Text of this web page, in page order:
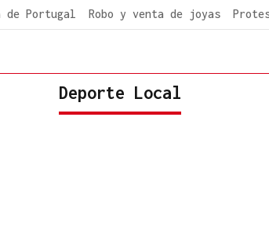
de Portugal Robo y venta de joyas
Deporte Local